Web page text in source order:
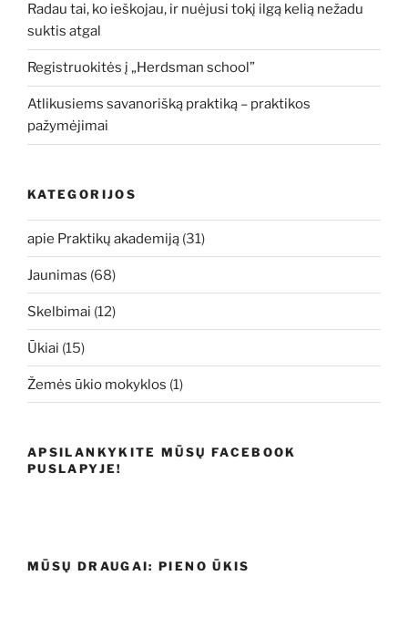
Radau tai, ko ieškojau, ir nuėjusi tokį ilgą kelią nežadu
suktis atgal
Registruokitės į „Herdsman school”
Atlikusiems savanorišką praktiką – praktikos
pažymėjimai
KATEGORIJOS
apie Praktikų akademiją (31)
Jaunimas (68)
Skelbimai (12)
Ūkiai (15)
Žemės ūkio mokyklos (1)
APSILANKYKITE MŪSŲ FACEBOOK
PUSLAPYJE!
MŪSŲ DRAUGAI: PIENO ŪKIS